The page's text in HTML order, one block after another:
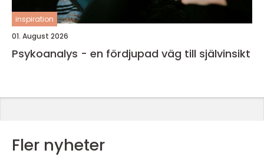
inspiration
01. August 2026
Psykoanalys - en fördjupad väg till självinsikt
Fler nyheter